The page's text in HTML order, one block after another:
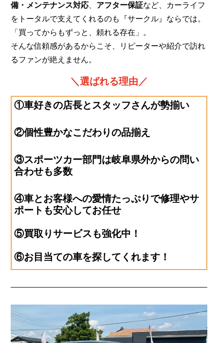
備・メンテナンス対応、 アフター保証など、カーライフ
をトータルで支えてくれるのも『サークル』ならでは。
「買ってからもずっと、頼れる存在」。
そんな信頼感があるからこそ、リピーターや紹介で訪れ
るファンが絶えません。
＼選ばれる理由／
①車好きの店長とスタッフさんが勢揃い
②個性豊かなこだわりの品揃え
③スポーツカー部門は岐阜県外からの問い
合わせも多数
④車とお客様への愛情たっぷりで修理やサ
ポートも安心してお任せ
⑤買取りサービスも強化中！
⑥お目当ての車を探してくれます！